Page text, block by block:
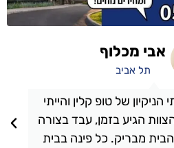
של טופ קלין והייתי
הגיע בזמן, עבד בצורה
מבריק. כל פינה בבית
אבי מכלוף
תל אביב